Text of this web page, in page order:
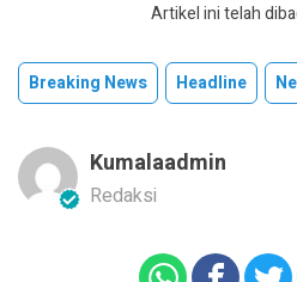
Artikel ini telah
Breaking News Headline
Kumalaadmin
Redaksi